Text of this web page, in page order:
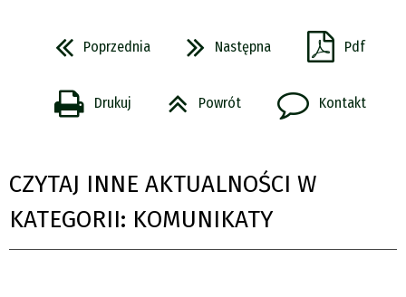
Poprzednia Następna Pdf
Drukuj Powrót Kontakt
CZYTAJ INNE AKTUALNOŚCI W
KATEGORII: KOMUNIKATY